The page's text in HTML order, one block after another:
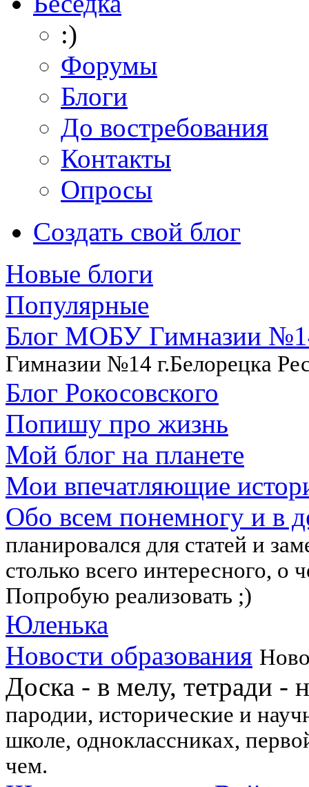
:)
Форумы
Блоги
До востребования
Контакты
Опросы
Создать свой блог
Новые блоги
Популярные
Блог МОБУ Гимназии
Гимназии №14 г.Белорецка
Блог Рокосовского
Попишу про жизнь
Мой блог на планете
Мои впечатляющие
Обо всем понемногу и в
планировался для статей и
столько всего интересного, о
Попробую реализовать ;)
Юленька
Новости образования
Доска - в мелу, тетради -
пародии, исторические и
школе, одноклассниках,
чем.